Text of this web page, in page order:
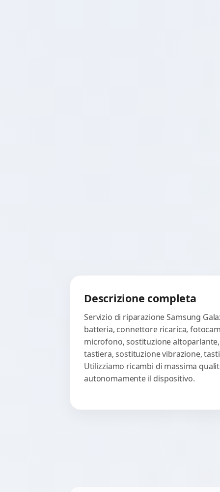
Descrizione completa
Servizio di riparazione Samsung
batteria, connettore ricarica,
microfono, sostituzione
tastiera, sostituzione vibrazione,
Utilizziamo ricambi di massima
autonomamente il dispositivo.